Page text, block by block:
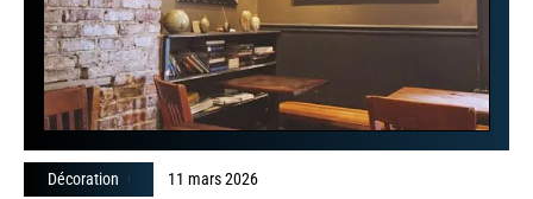
Décoration 11 mars 2026